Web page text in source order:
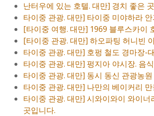
난터우에 있는 호텔. 대만] 경치 좋은
타이중 관광. 대만] 타이중 미야하라
[타이중 여행. 대만] 1969 블루스카이
[타이중 관광. 대만] 하오파팅 허니빈
타이중 관광. 대만] 호펑 철도 경마장-
타이중 관광. 대만] 펑지아 야시장. 음
타이중 관광. 대만] 동시 동신 관광농
타이중 관광. 대만] 나만의 베이커리
타이중 관광. 대만] 시와이와이 와이
곳입니다.